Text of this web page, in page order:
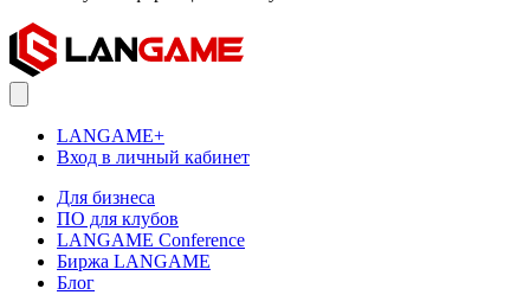
LANGAME+
Вход в личный кабинет
Для бизнеса
ПО для клубов
LANGAME Conference
Биржа LANGAME
Блог